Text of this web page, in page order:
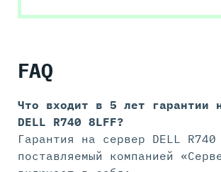
FAQ
Что входит в 5 лет гарантии
DELL R740 8LFF?
Гарантия на сервер DELL R740
поставляемый компанией